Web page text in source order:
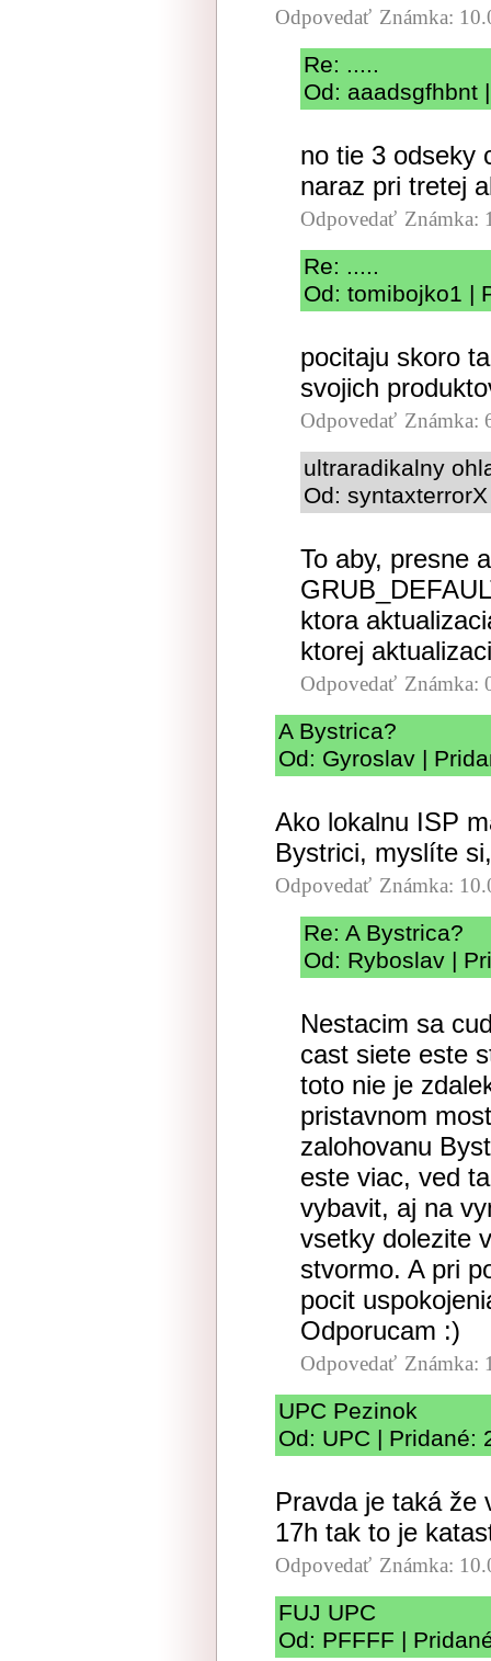
Odpovedať Známka:
Re: .....
Od: aaadsgfhbnt
no tie 3 odseky
naraz pri tretej
Odpovedať Známka:
Re: .....
Od: tomibojko1 |
pocitaju skoro
svojich
Odpovedať Známka:
ultraradikalny
Od:
To aby, presne
ktora
ktorej
Odpovedať Známka:
A Bystrica?
Od: Gyroslav |
Ako lokalnu ISP
Bystrici, myslíte
Odpovedať Známka:
Re: A Bystrica?
Od: Ryboslav |
Nestacim sa
cast siete este
toto nie je
pristavnom
zalohovanu
este viac, ved
vybavit, aj na
vsetky dolezite
stvormo. A pri
pocit
Odporucam :)
Odpovedať Známka:
UPC Pezinok
Od: UPC | Pridané:
Pravda je taká že
17h tak to je
Odpovedať Známka:
FUJ UPC
Od: PFFFF |